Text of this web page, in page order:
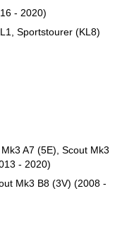
- 2020)
Sportstourer (KL8)
A7 (5E), Scout Mk3
- 2020)
Mk3 B8 (3V) (2008 -